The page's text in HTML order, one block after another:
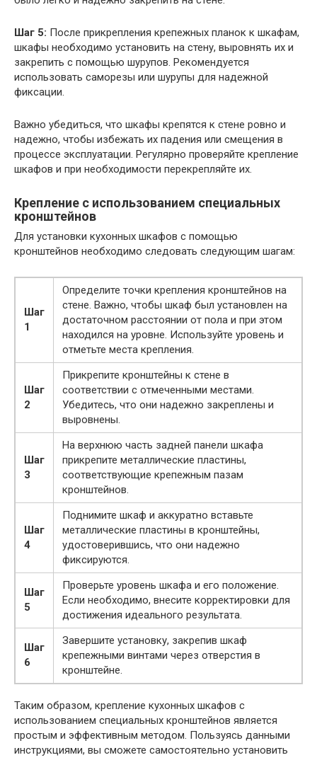
Шаг 5: После прикрепления крепежных планок к шкафам,
шкафы необходимо установить на стену, выровнять их и
закрепить с помощью шурупов. Рекомендуется
использовать саморезы или шурупы для надежной
фиксации.
Важно убедиться, что шкафы крепятся к стене ровно и
надежно, чтобы избежать их падения или смещения в
процессе эксплуатации. Регулярно проверяйте крепление
шкафов и при необходимости перекрепляйте их.
Крепление с использованием специальных
кронштейнов
Для установки кухонных шкафов с помощью
кронштейнов необходимо следовать следующим шагам:
Шаг
1
Определите точки крепления кронштейнов на
стене. Важно, чтобы шкаф был установлен на
достаточном расстоянии от пола и при этом
находился на уровне. Используйте уровень и
отметьте места крепления.
Шаг
2
Прикрепите кронштейны к стене в
соответствии с отмеченными местами.
Убедитесь, что они надежно закреплены и
выровнены.
Шаг
3
На верхнюю часть задней панели шкафа
прикрепите металлические пластины,
соответствующие крепежным пазам
кронштейнов.
Шаг
4
Поднимите шкаф и аккуратно вставьте
металлические пластины в кронштейны,
удостоверившись, что они надежно
фиксируются.
Шаг
5
Проверьте уровень шкафа и его положение.
Если необходимо, внесите корректировки для
достижения идеального результата.
Шаг
6
Завершите установку, закрепив шкаф
крепежными винтами через отверстия в
кронштейне.
Таким образом, крепление кухонных шкафов с
использованием специальных кронштейнов является
простым и эффективным методом. Пользуясь данными
инструкциями, вы сможете самостоятельно установить